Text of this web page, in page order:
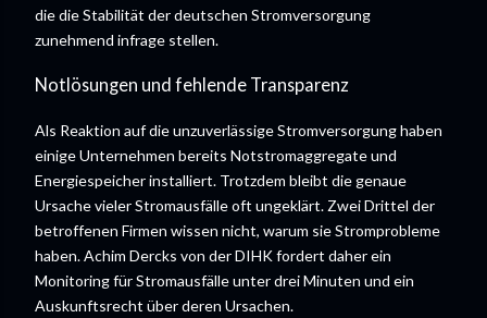
die die Stabilität der deutschen Stromversorgung
zunehmend infrage stellen.
Notlösungen und fehlende Transparenz
Als Reaktion auf die unzuverlässige Stromversorgung haben
einige Unternehmen bereits Notstromaggregate und
Energiespeicher installiert. Trotzdem bleibt die genaue
Ursache vieler Stromausfälle oft ungeklärt. Zwei Drittel der
betroffenen Firmen wissen nicht, warum sie Stromprobleme
haben. Achim Dercks von der DIHK fordert daher ein
Monitoring für Stromausfälle unter drei Minuten und ein
Auskunftsrecht über deren Ursachen.